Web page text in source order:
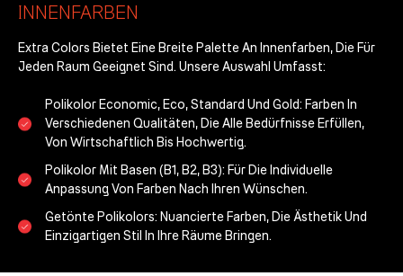
INNENFARBEN
Extra Colors Bietet Eine Breite Palette An Innenfarben, Die Für
Jeden Raum Geeignet Sind. Unsere Auswahl Umfasst:
Polikolor Economic, Eco, Standard Und Gold: Farben In
Verschiedenen Qualitäten, Die Alle Bedürfnisse Erfüllen,
Von Wirtschaftlich Bis Hochwertig.
Polikolor Mit Basen (B1, B2, B3): Für Die Individuelle
Anpassung Von Farben Nach Ihren Wünschen.
Getönte Polikolors: Nuancierte Farben, Die Ästhetik Und
Einzigartigen Stil In Ihre Räume Bringen.